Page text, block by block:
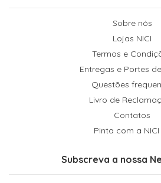
Sobre nós
Lojas NICI
Termos e
Entregas e Portes
Questões
Livro de
Contatos
Pinta com a
Subscreva a nossa